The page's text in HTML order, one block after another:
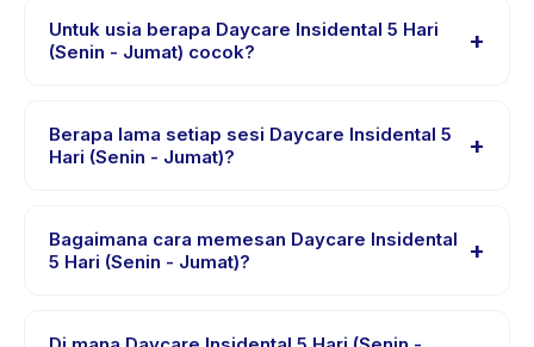
Untuk usia berapa Daycare Insidental 5 Hari
(Senin - Jumat) cocok?
+
untuk anak usia 0 sampai 6 tahun. Instruktur
menyesuaikan program untuk berbagai tingkat
Berapa lama setiap sesi Daycare Insidental 5
Hari (Senin - Jumat)?
+
bervariasi sesuai paket. Cek detail aktivitas untuk
waktu pasti.
Bagaimana cara memesan Daycare Insidental
5 Hari (Senin - Jumat)?
+
Insidental 5 Hari (Senin - Jumat), pilih tanggal dan